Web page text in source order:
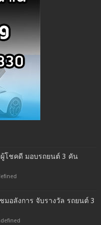
ผู้โชคดี มอบรถยนต์ 3 คัน
มอลังการ จับรางวัล รถยนต์ 3